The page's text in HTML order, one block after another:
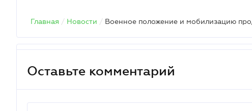
Главная / Новости /
Оставьте комментарий